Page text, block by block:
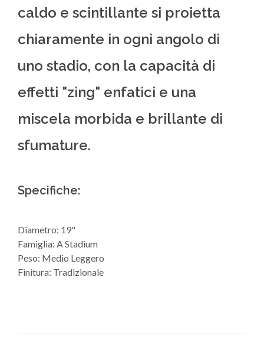
caldo e scintillante si proietta
chiaramente in ogni angolo di
uno stadio, con la capacità di
effetti "zing" enfatici e una
miscela morbida e brillante di
sfumature.
Specifiche:
Diametro: 19"
Famiglia: A Stadium
Peso: Medio Leggero
Finitura: Tradizionale